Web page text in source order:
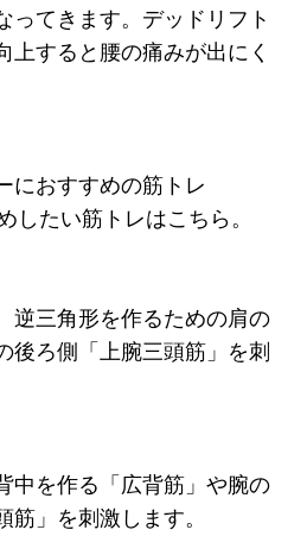
ってきます。デッドリフト
上すると腰の痛みが出にく
におすすめの筋トレ
したい筋トレはこちら。
逆三角形を作るための肩の
後ろ側 「上腕三頭筋」 を刺
中を作る 「広背筋」 や腕の
筋」 を刺激します。